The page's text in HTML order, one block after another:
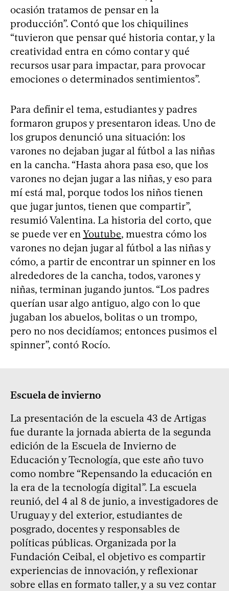
ocasión tratamos de pensar en la
producción”. Contó que los chiquilines
“tuvieron que pensar qué historia contar, y la
creatividad entra en cómo contar y qué
recursos usar para impactar, para provocar
emociones o determinados sentimientos”.
Para definir el tema, estudiantes y padres
formaron grupos y presentaron ideas. Uno de
los grupos denunció una situación: los
varones no dejaban jugar al fútbol a las niñas
en la cancha. “Hasta ahora pasa eso, que los
varones no dejan jugar a las niñas, y eso para
mí está mal, porque todos los niños tienen
que jugar juntos, tienen que compartir”,
resumió Valentina. La historia del corto, que
se puede ver en Youtube, muestra cómo los
varones no dejan jugar al fútbol a las niñas y
cómo, a partir de encontrar un spinner en los
alrededores de la cancha, todos, varones y
niñas, terminan jugando juntos. “Los padres
querían usar algo antiguo, algo con lo que
jugaban los abuelos, bolitas o un trompo,
pero no nos decidíamos; entonces pusimos el
spinner”, contó Rocío.
Escuela de invierno
La presentación de la escuela 43 de Artigas
fue durante la jornada abierta de la segunda
edición de la Escuela de Invierno de
Educación y Tecnología, que este año tuvo
como nombre “Repensando la educación en
la era de la tecnología digital”. La escuela
reunió, del 4 al 8 de junio, a investigadores de
Uruguay y del exterior, estudiantes de
posgrado, docentes y responsables de
políticas públicas. Organizada por la
Fundación Ceibal, el objetivo es compartir
experiencias de innovación, y reflexionar
sobre ellas en formato taller, y a su vez contar